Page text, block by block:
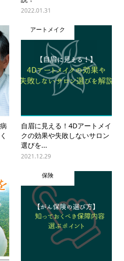
2022.01.31
アートメイク
自眉に見える！4Dアートメイ
クの効果や失敗しないサロン
選びを...
2021.12.29
保険